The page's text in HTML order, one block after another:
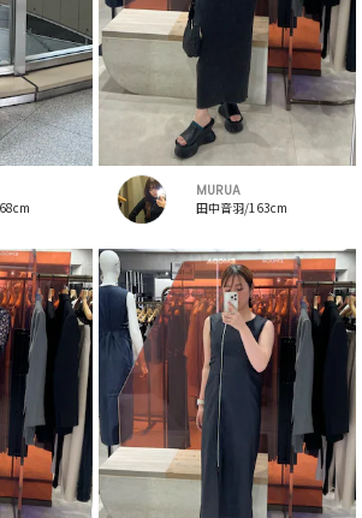
MURUA
田中音羽/163cm